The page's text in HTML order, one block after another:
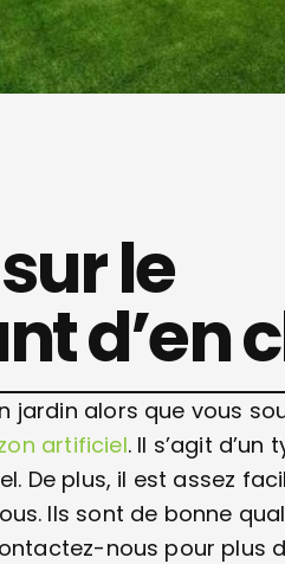
le
d’en
jardin alors que vous
artificiel. Il s’agit d’un
De plus, il est assez
Ils sont de bonne
nous pour plus